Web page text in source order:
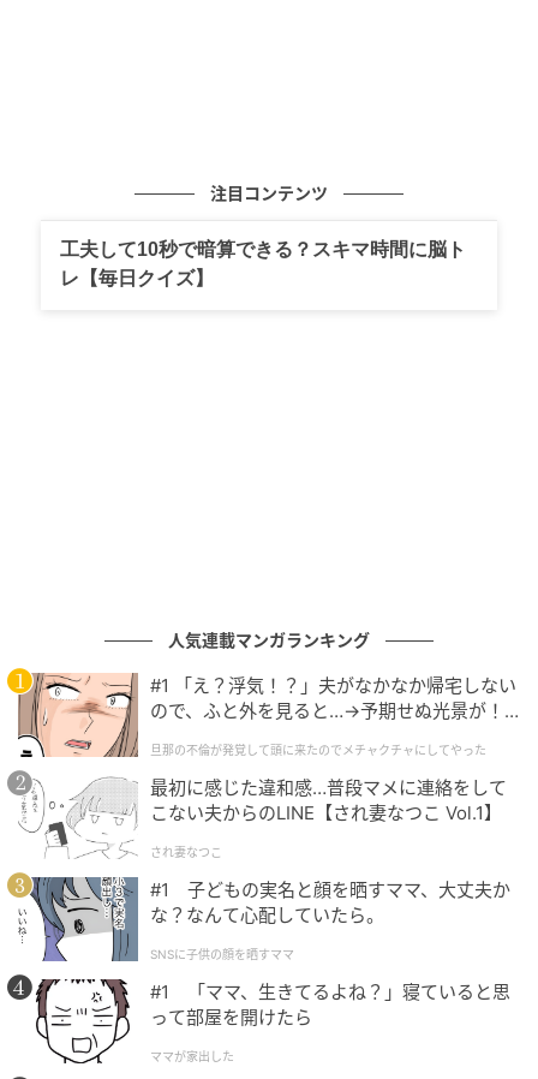
ウーマンエキサイト
注目コンテンツ
工夫して10秒で暗算できる？スキマ時間に脳ト
レ【毎日クイズ】
人気連載マンガランキング
#1 「え？浮気！？」夫がなかなか帰宅しない
ので、ふと外を見ると…→予期せぬ光景が！
クチャにしてやった
旦那の不倫が発覚して頭に来たのでメチャクチャにしてやった
最初に感じた違和感…普段マメに連絡をして
こない夫からのLINE【され妻なつこ Vol.1】
され妻なつこ
#1 子どもの実名と顔を晒すママ、大丈夫か
な？なんて心配していたら。
SNSに子供の顔を晒すママ
#1 「ママ、生きてるよね？」寝ていると思
って部屋を開けたら
ママが家出した